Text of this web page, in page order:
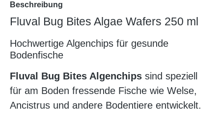
Beschreibung
Fluval Bug Bites Algae Wafers 250 ml
Hochwertige Algenchips für gesunde
Bodenfische
Fluval Bug Bites Algenchips sind speziell
für am Boden fressende Fische wie Welse,
Ancistrus und andere Bodentiere entwickelt.